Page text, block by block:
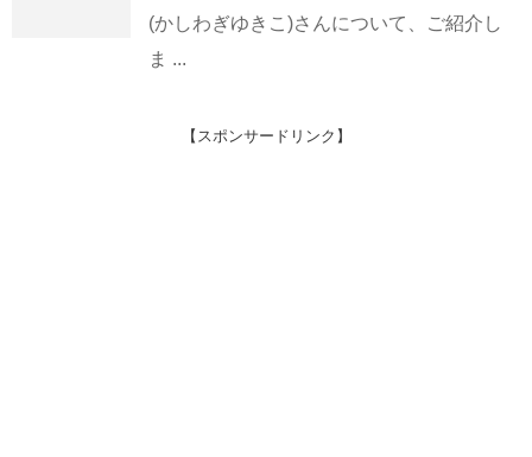
(かしわぎゆきこ)さんについて、ご紹介し
ま ...
【スポンサードリンク】